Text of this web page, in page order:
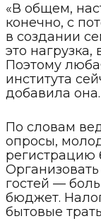
«В общем,
конечно, с
в создании
это
Поэтому
института
добавила она.
По словам
опросы,
регистрацию
гостей —
бюджет.
бытовые